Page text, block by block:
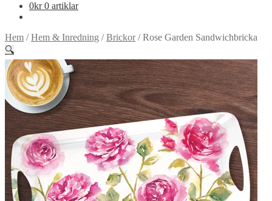
0kr 0 artiklar
Hem /Hem & Inredning /Brickor/Rose Garden Sandwichbricka
🔍